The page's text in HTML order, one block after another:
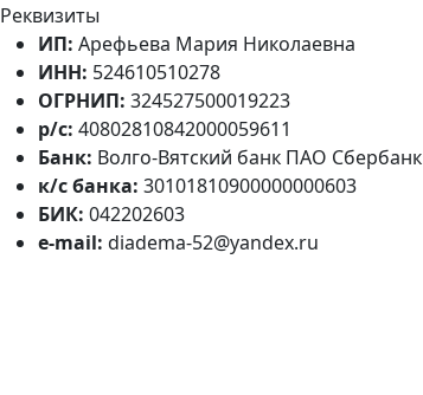
Реквизиты
ИП: Арефьева Мария Николаевна
ИНН: 524610510278
ОГРНИП: 324527500019223
р/с: 40802810842000059611
Банк: Волго-Вятский банк ПАО Сбербанк
к/с банка: 30101810900000000603
БИК: 042202603
e-mail: diadema-52@yandex.ru